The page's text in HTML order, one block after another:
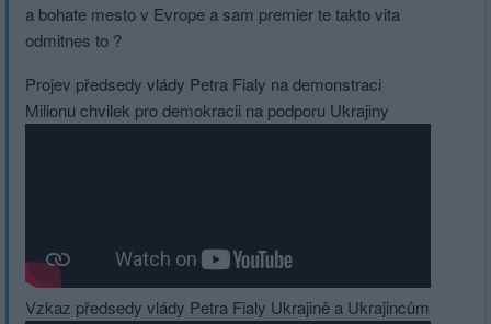
a bohate mesto v Evrope a sam premier te takto vita
odmitnes to ?
Projev předsedy vlády Petra Fialy na demonstraci
Milionu chvilek pro demokracii na podporu Ukrajiny
Vzkaz předsedy vlády Petra Fialy Ukrajině a Ukrajincům